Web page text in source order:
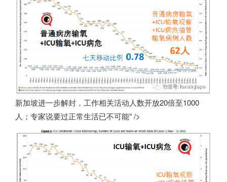
新加坡进一步解封，工作相关活动人数开放20倍至1000
人；专家说要过正常生活已不可能” />